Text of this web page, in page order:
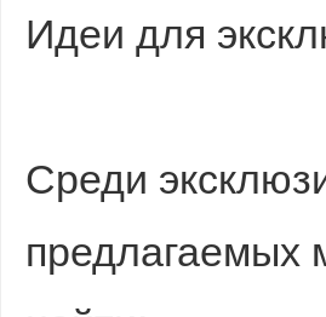
Идеи для
Среди
предлагаемых